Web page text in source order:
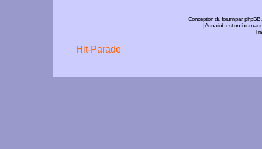
Conception du forum par:phpBB
| Aquariolo est un forum